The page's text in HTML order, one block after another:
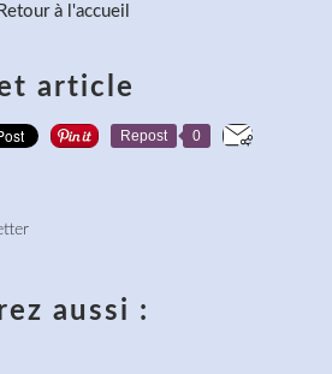
Retour à l'accueil
article
Repost 0
aussi :